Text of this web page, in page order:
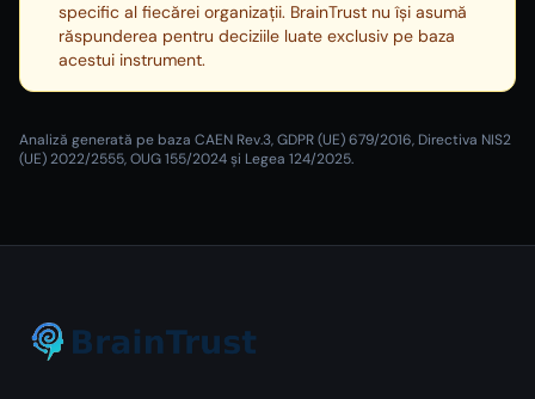
specific al fiecărei organizații. BrainTrust nu își asumă
răspunderea pentru deciziile luate exclusiv pe baza
acestui instrument.
Analiză generată pe baza CAEN Rev.3, GDPR (UE) 679/2016, Directiva NIS2
(UE) 2022/2555, OUG 155/2024 și Legea 124/2025.